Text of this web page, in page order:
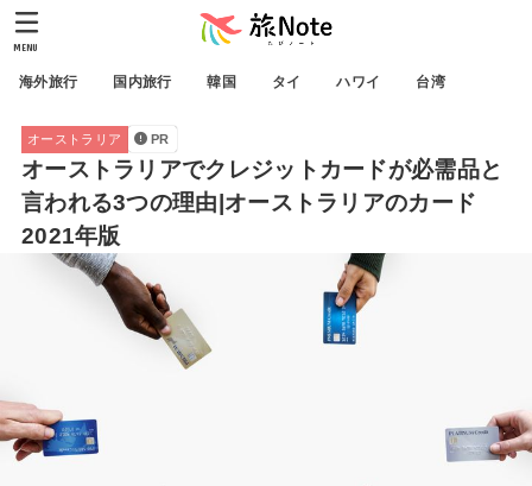
海外旅行 国内旅行 韓国 タイ ハワイ 台湾
MENU
オーストラリア PR
オーストラリアでクレジットカードが必需品と
言われる3つの理由|オーストラリアのカード
2021年版